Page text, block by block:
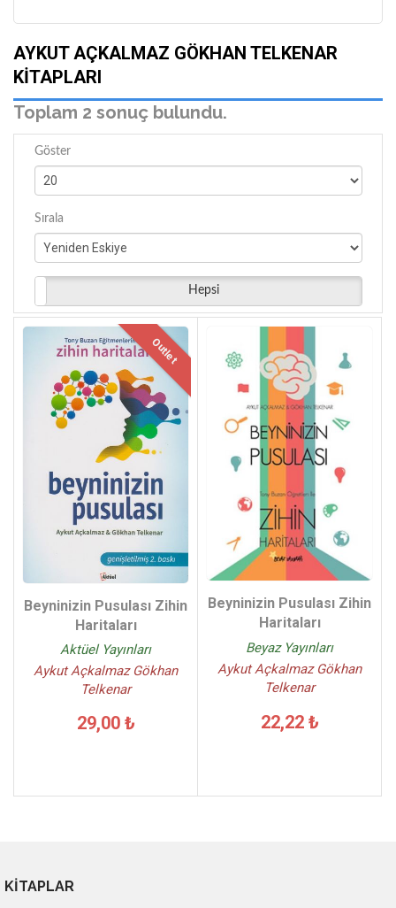
AYKUT AÇKALMAZ GÖKHAN TELKENAR
KITAPLARI
Toplam 2 sonuç bulundu.
Göster
Sırala
Hepsi
Outlet
Beyninizin Pusulası Zihin
Haritaları
Aktüel Yayınları
Aykut Açkalmaz Gökhan
Telkenar
29,00 ₺
Beyninizin Pusulası Zihin
Haritaları
Beyaz Yayınları
Aykut Açkalmaz Gökhan
Telkenar
22,22 ₺
KİTAPLAR